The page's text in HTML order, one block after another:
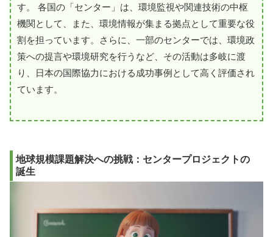
す。 各国の「センター」は、環境監視や関連技術の中枢
機関として、また、環境情報が集まる拠点として重要な役
割を担っています。さらに、一部のセンターでは、環境政
策への提言や環境研究を行うなど、その活動は多岐に渡
り、日本の国際協力における成功事例として高く評価され
ています。
地球規模課題解決への挑戦：センタープロジェクトの
誕生